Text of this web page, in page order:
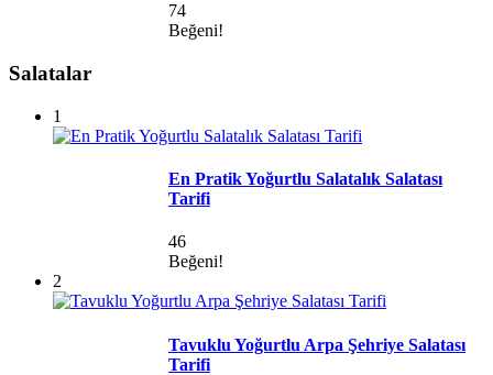
74
Beğeni!
Salatalar
1
En Pratik Yoğurtlu Salatalık Salatası
Tarifi
46
Beğeni!
2
Tavuklu Yoğurtlu Arpa Şehriye Salatası
Tarifi